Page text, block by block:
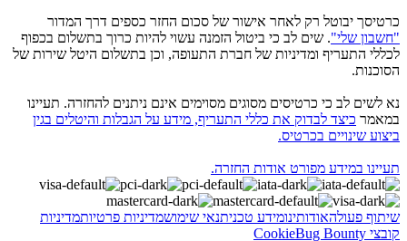
כרטיסך יבוטל רק לאחר אישור של סכום החזר כספים דרך המדור
"חשבון שלי". שים לב כי ביטול הזמנה עשוי להיות כרוך בתשלום בכפוף
לכללי התעריף ומדיניות של חברת התעופה, וכן בתשלום היטל שירות של
הסוכנות.
נא לשים לב כי כרטיסים מסוגים מסוימים אינם ניתנים להחזרה. תעיינו
במאמר כיצד לבדוק את כללי התעריף, מידע על הגבלות והיטלים בגין
ביצוע שינויים בכרטיס.
תעיינו במידע מפורט אודות החזרה.
שיתוף פעולהאודותינומידע טכניתנאי שימושמדיניות פרטיותמדיניות
קובצי Cookie Bug Bounty